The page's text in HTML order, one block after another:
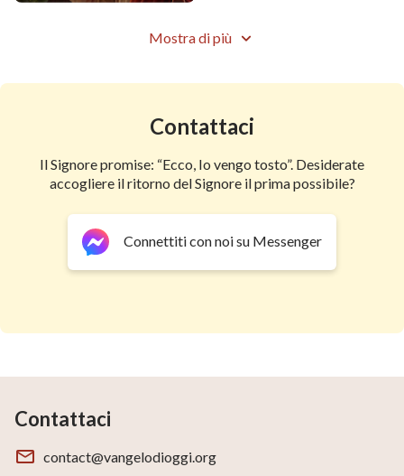
Mostra di più
Contattaci
Il Signore promise: “Ecco, Io vengo tosto”. Desiderate
accogliere il ritorno del Signore il prima possibile?
Connettiti con noi su Messenger
Contattaci
contact@vangelodioggi.org